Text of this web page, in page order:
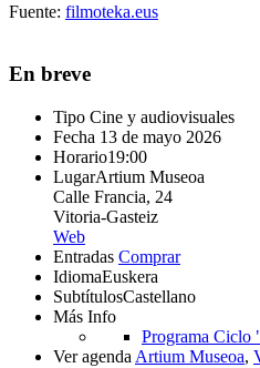
Fuente: filmoteka.eus
En breve
Tipo Cine y audiovisuales
Fecha 13 de mayo 2026
Horario19:00
LugarArtium Museoa
Calle Francia, 24
Vitoria-Gasteiz
Web
Entradas Comprar
IdiomaEuskera
SubtítulosCastellano
Más Info
Programa Ciclo
Ver agenda Artium Museoa,